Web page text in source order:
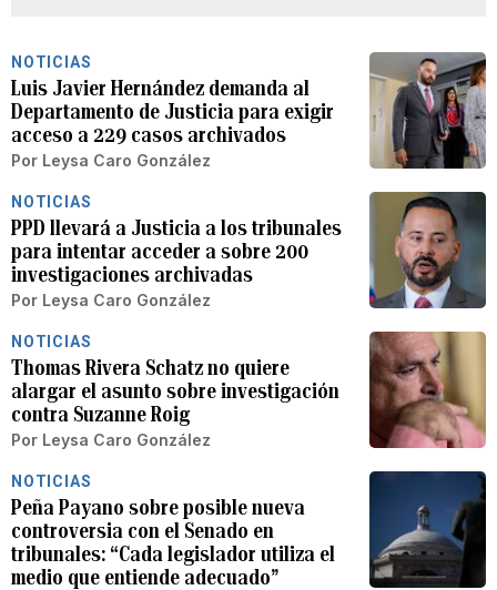
NOTICIAS
Luis Javier Hernández demanda al
Departamento de Justicia para exigir
acceso a 229 casos archivados
Por Leysa Caro González
NOTICIAS
PPD llevará a Justicia a los tribunales
para intentar acceder a sobre 200
investigaciones archivadas
Por Leysa Caro González
NOTICIAS
Thomas Rivera Schatz no quiere
alargar el asunto sobre investigación
contra Suzanne Roig
Por Leysa Caro González
NOTICIAS
Peña Payano sobre posible nueva
controversia con el Senado en
tribunales: “Cada legislador utiliza el
medio que entiende adecuado”